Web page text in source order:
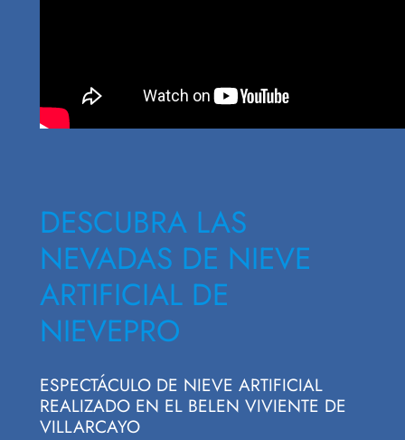
DESCUBRA LAS
NEVADAS DE NIEVE
ARTIFICIAL DE
NIEVEPRO
ESPECTÁCULO DE NIEVE ARTIFICIAL
REALIZADO EN EL BELEN VIVIENTE DE
VILLARCAYO